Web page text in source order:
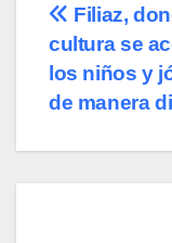
de
Filiaz,
cultura se
los niños y
de manera